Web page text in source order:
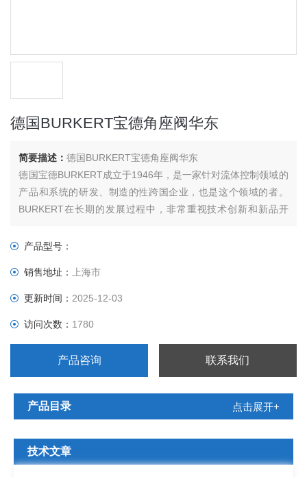
德国BURKERT宝德角座阀华东
简要描述：德国BURKERT宝德角座阀华东
德国宝德BURKERT成立于1946年，是一家针对流体控制领域的
产品和系统的研发、制造的性跨国企业，也是这个领域的者。
BURKERT在长期的发展过程中，非常重视技术创新和新品开
量检验和切实的市场预测，形成了以“通用电磁阀系统"“过程控制
产品型号：
销售地址：上海市
更新时间：2025-12-03
访问次数： 1780
产品咨询 联系我们
产品目录 点击展开+
技术文章